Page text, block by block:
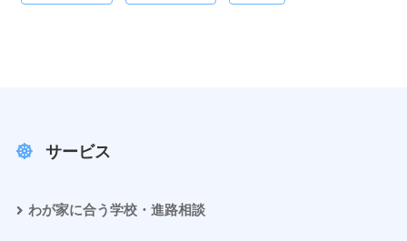
サービス
わが家に合う学校・進路相談